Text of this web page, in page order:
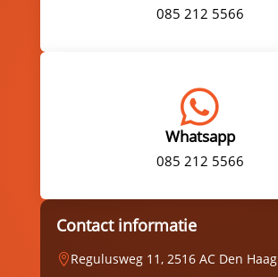
085 212 5566

Whatsapp
085 212 5566
Contact informatie
Regulusweg 11, 2516 AC Den Haag